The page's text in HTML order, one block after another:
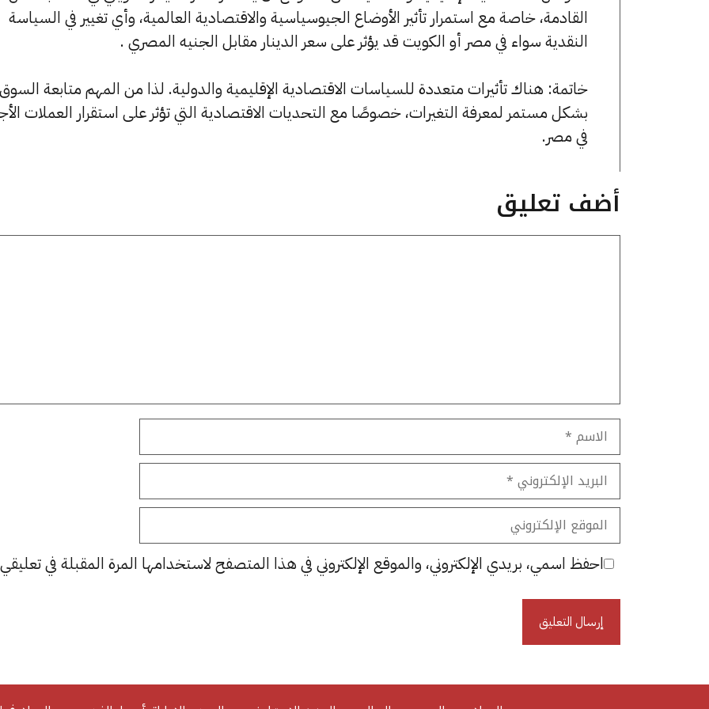
القادمة، خاصة مع استمرار تأثير الأوضاع الجيوسياسية والاقتصادية العالمية، وأي تغيير في السياسة
النقدية سواء في مصر أو الكويت قد يؤثر على سعر الدينار مقابل الجنيه المصري .
خاتمة: هناك تأثيرات متعددة للسياسات الاقتصادية الإقليمية والدولية. لذا من المهم متابعة السوق
بشكل مستمر لمعرفة التغيرات، خصوصًا مع التحديات الاقتصادية التي تؤثر على استقرار العملات
في مصر.
أضف تعليق
الاسم
البريد
الإلكتروني
الموقع
الإلكتروني
احفظ اسمي، بريدي الإلكتروني، والموقع الإلكتروني في هذا المتصفح لاستخدامها المرة المقبلة في